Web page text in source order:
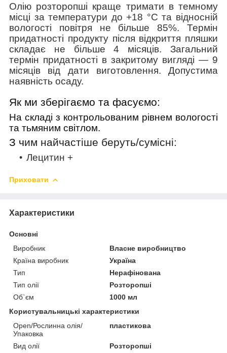
Олію розторопші краще тримати в темному
місці за температури до +18 °C та відносній
вологості повітря не більше 85%. Термін
придатності продукту після відкриття пляшки
складає не більше 4 місяців. Загальний
термін придатності в закритому вигляді — 9
місяців від дати виготовлення. Допустима
наявність осаду.
Як ми зберігаємо та фасуємо:
На складі з контрольованим рівнем вологості
та тьмяним світлом.
З чим найчастіше беруть/cумісні:
Лецитин +
Приховати
Характеристики
Основні
Виробник
Власне виробництво
Країна виробник
Україна
Тип
Нерафінована
Тип олії
Розторопші
Об`єм
1000 мл
Користувальницькі характеристики
Open/Рослинна олія/
Упаковка
пластикова
Вид олії
Розторопші